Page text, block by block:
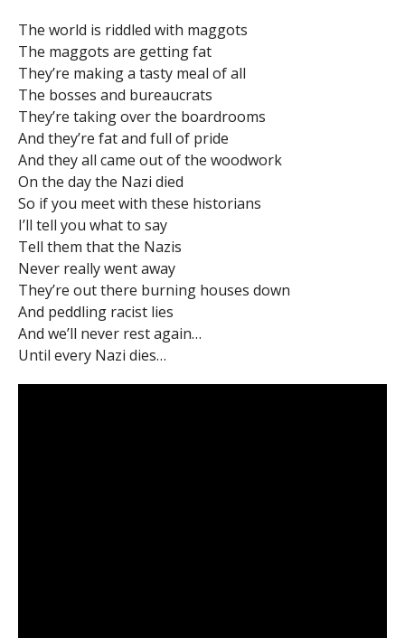
The world is riddled with maggots
The maggots are getting fat
They’re making a tasty meal of all
The bosses and bureaucrats
They’re taking over the boardrooms
And they’re fat and full of pride
And they all came out of the woodwork
On the day the Nazi died
So if you meet with these historians
I’ll tell you what to say
Tell them that the Nazis
Never really went away
They’re out there burning houses down
And peddling racist lies
And we’ll never rest again…
Until every Nazi dies…